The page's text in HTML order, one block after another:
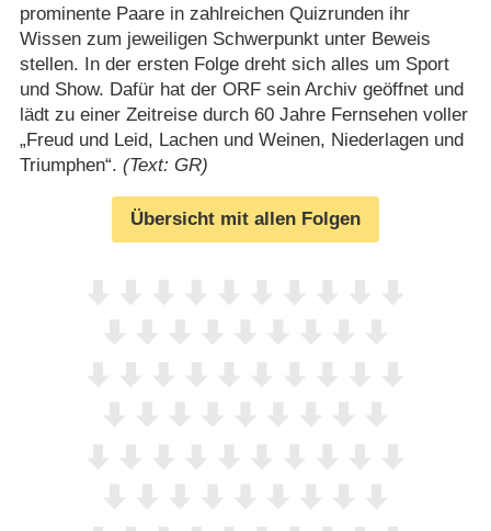
prominente Paare in zahlreichen Quizrunden ihr
Wissen zum jeweiligen Schwerpunkt unter Beweis
stellen. In der ersten Folge dreht sich alles um Sport
und Show. Dafür hat der ORF sein Archiv geöffnet und
lädt zu einer Zeitreise durch 60 Jahre Fernsehen voller
„Freud und Leid, Lachen und Weinen, Niederlagen und
Triumphen“. (Text: GR)
Übersicht mit allen Folgen